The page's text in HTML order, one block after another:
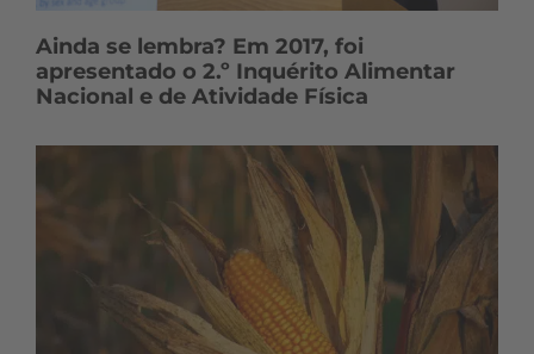
Ainda se lembra? Em 2017, foi
apresentado o 2.º Inquérito Alimentar
Nacional e de Atividade Física